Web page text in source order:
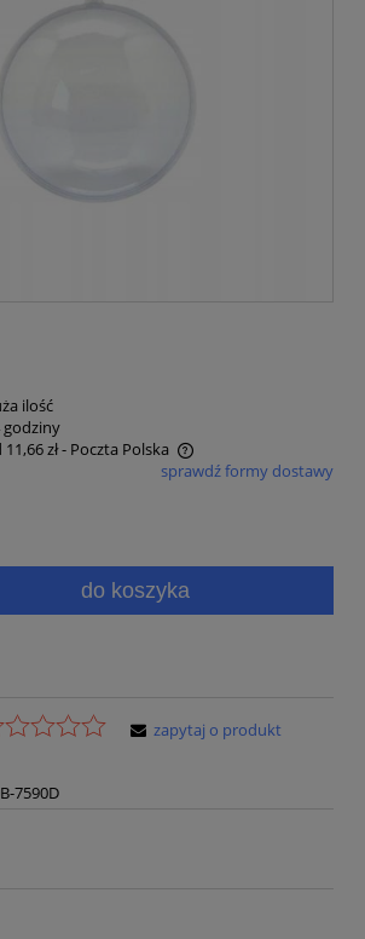
ilość
godziny
zł- Poczta Polska
ewentualnych kosztów płatnościsprawdź formy dostawy
do koszyka
7590D
zapytaj o produkt